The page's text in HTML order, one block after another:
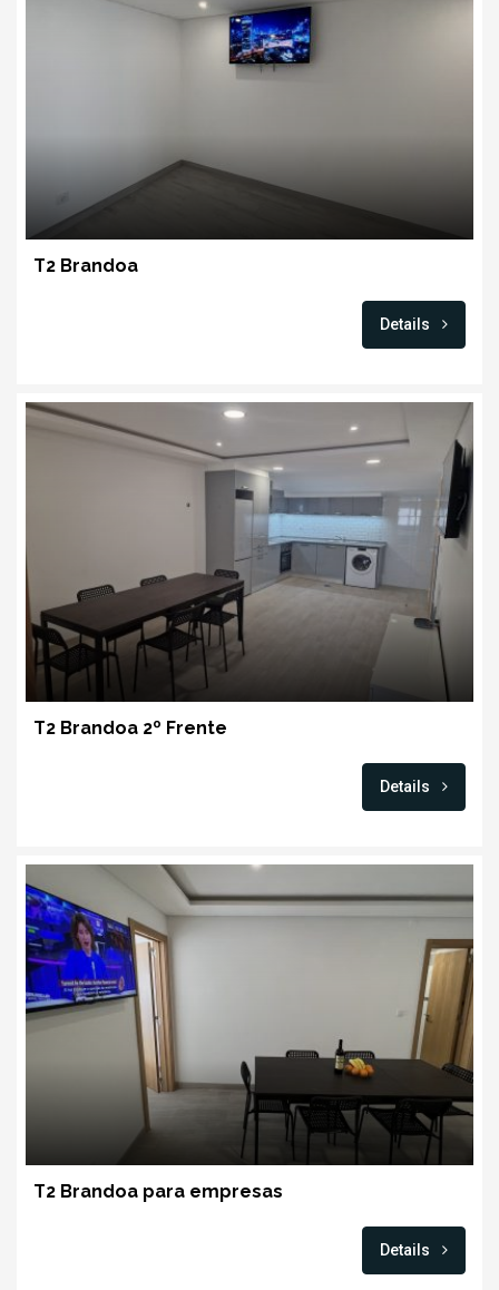
T2 Brandoa
Details
T2 Brandoa 2º Frente
Details
T2 Brandoa para empresas
Details